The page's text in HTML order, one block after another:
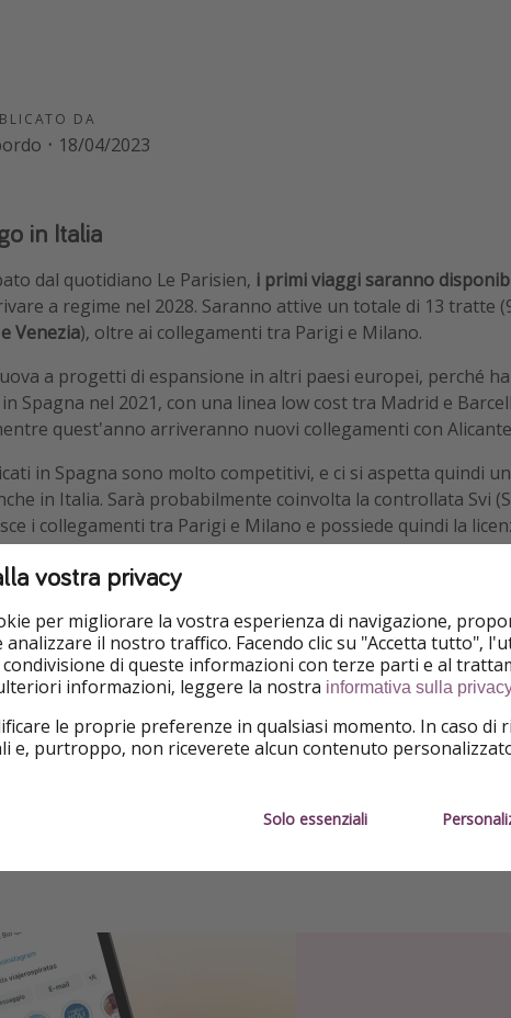
DA
· 18/04/2023
in Italia
dal quotidiano Le Parisien, i primi viaggi saranno
a regime nel 2028. Saranno attive un totale di 13 tratte
Venezia), oltre ai collegamenti tra Parigi e Milano.
a progetti di espansione in altri paesi europei, perché
Spagna nel 2021, con una linea low cost tra Madrid e
quest'anno arriveranno nuovi collegamenti con
in Spagna sono molto competitivi, e ci si aspetta quindi
in Italia. Sarà probabilmente coinvolta la controllata Svi
i collegamenti tra Parigi e Milano e possiede quindi la
operare nel nostro paese.
al modello aereo low cost
digitale, con solo pochi punti vendita fisici in
Pirati?
vostra privacy
per migliorare la vostra esperienza di navigazione,
il nostro traffico. Facendo clic su "Accetta tutto",
condivisione di queste informazioni con terze parti e al
informazioni, leggere la nostra informativa sulla
le proprie preferenze in qualsiasi momento. In caso di
e, purtroppo, non riceverete alcun contenuto
Solo essenziali